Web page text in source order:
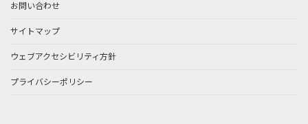
お問い合わせ
サイトマップ
ウェブアクセシビリティ方針
プライバシーポリシー